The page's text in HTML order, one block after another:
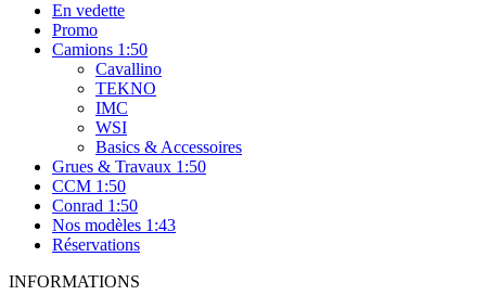
En vedette
Promo
Camions 1:50
Cavallino
TEKNO
IMC
WSI
Basics & Accessoires
Grues & Travaux 1:50
CCM 1:50
Conrad 1:50
Nos modèles 1:43
Réservations
INFORMATIONS